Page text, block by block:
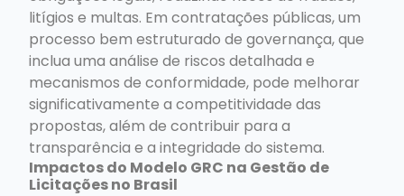
litígios e multas. Em contratações públicas, um
processo bem estruturado de governança, que
inclua uma análise de riscos detalhada e
mecanismos de conformidade, pode melhorar
significativamente a competitividade das
propostas, além de contribuir para a
transparência e a integridade do sistema.
Impactos do Modelo GRC na Gestão de
Licitações no Brasil